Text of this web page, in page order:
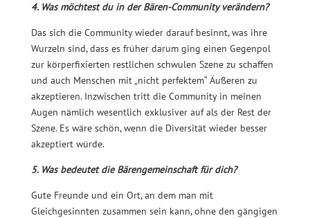
4. Was möchtest du in der Bären-Community verändern?
Das sich die Community wieder darauf besinnt, was ihre
Wurzeln sind, dass es früher darum ging einen Gegenpol
zur körperfixierten restlichen schwulen Szene zu schaffen
und auch Menschen mit „nicht perfektem“ Äußeren zu
akzeptieren. Inzwischen tritt die Community in meinen
Augen nämlich wesentlich exklusiver auf als der Rest der
Szene. Es wäre schön, wenn die Diversität wieder besser
akzeptiert würde.
5. Was bedeutet die Bärengemeinschaft für dich?
Gute Freunde und ein Ort, an dem man mit
Gleichgesinnten zusammen sein kann, ohne den gängigen